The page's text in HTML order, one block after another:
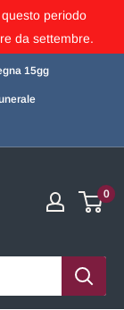
periodo
da settembre.
15gg
0